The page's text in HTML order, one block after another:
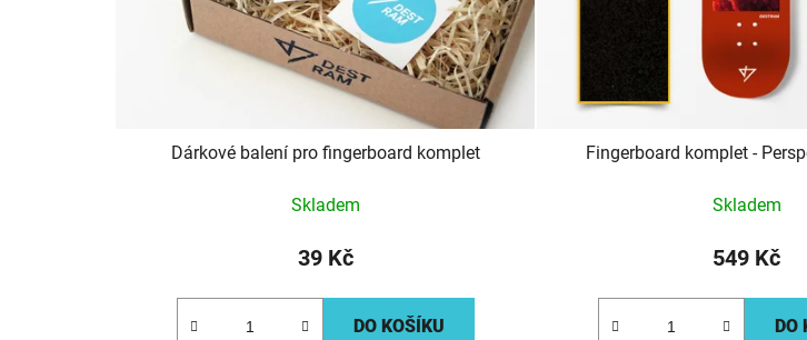
Dárkové balení pro fingerboard komplet
Skladem
39 Kč
DO KOŠÍKU
Fingerboard komplet -
Skladem
549 Kč
DO